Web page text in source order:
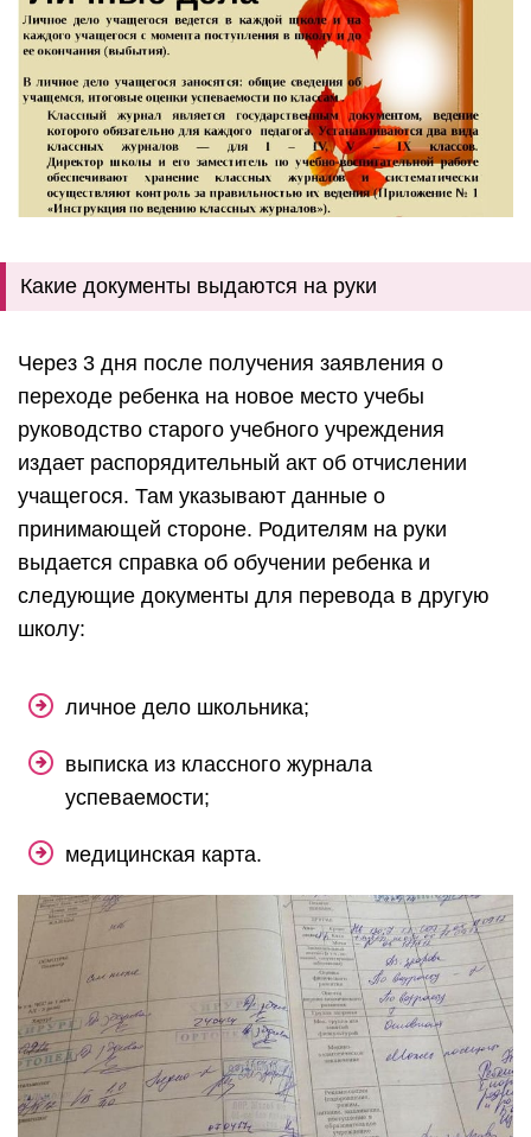
Какие документы выдаются на руки
Через 3 дня после получения заявления о
переходе ребенка на новое место учебы
руководство старого учебного учреждения
издает распорядительный акт об отчислении
учащегося. Там указывают данные о
принимающей стороне. Родителям на руки
выдается справка об обучении ребенка и
следующие документы для перевода в другую
школу:
личное дело школьника;
выписка из классного журнала
успеваемости;
медицинская карта.